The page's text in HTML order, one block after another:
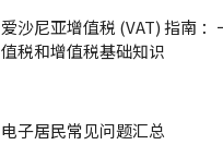
爱沙尼亚增值税 (VAT) 指南
值税和增值税基础知识
电子居民常见问题汇总